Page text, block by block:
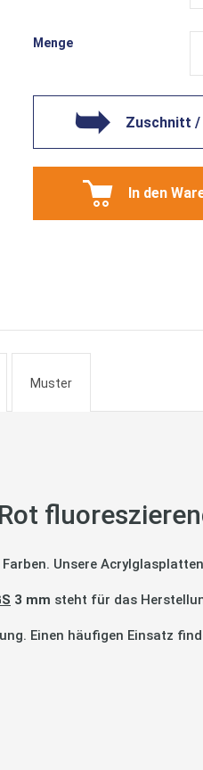
Menge
Zuschnitt /
In den
Unsere
3 mm steht für das
Einen häufigen Einsatz
Muster